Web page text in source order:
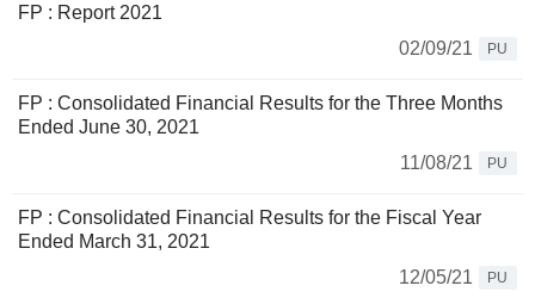
FP : Report 2021
02/09/21
PU
FP : Consolidated Financial Results for the Three Months
Ended June 30, 2021
11/08/21
PU
FP : Consolidated Financial Results for the Fiscal Year
Ended March 31, 2021
12/05/21
PU